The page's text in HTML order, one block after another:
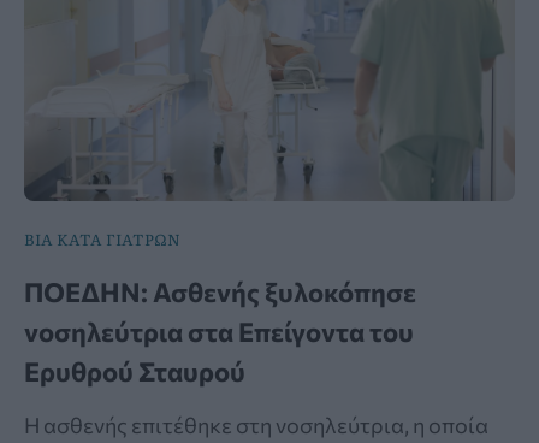
ΒΙΑ ΚΑΤΑ ΓΙΑΤΡΩΝ
ΠΟΕΔΗΝ: Ασθενής ξυλοκόπησε
νοσηλεύτρια στα Επείγοντα του
Ερυθρού Σταυρού
Η ασθενής επιτέθηκε στη νοσηλεύτρια, η οποία